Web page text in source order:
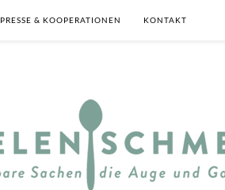
PRESSE & KOOPERATIONEN KONTAKT